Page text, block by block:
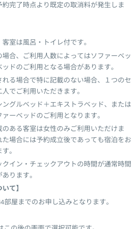
完了時点より既定の取消料が発生しま
室は風呂・トイレ付です。
合、ご利用人数によってはソファーベッ
ドのご利用となる場合があります。
る場合で特に記載のない場合、１つのセ
でご利用いただきます。
ングルベッド＋エキストラベッド、または
ーベッドのご利用となります。
のある客室は女性のみご利用いただけま
場合には予約成立後であっても宿泊をお
。
イン・チェックアウトの時間が通常時間
ります。
て】
部屋までのお申し込みとなります。